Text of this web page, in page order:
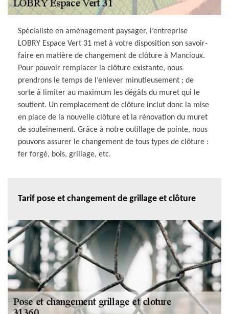
Spécialiste en aménagement paysager, l’entreprise
LOBRY Espace Vert 31 met à votre disposition son savoir-
faire en matière de changement de clôture à Mancioux.
Pour pouvoir remplacer la clôture existante, nous
prendrons le temps de l’enlever minutieusement ; de
sorte à limiter au maximum les dégâts du muret qui le
soutient. Un remplacement de clôture inclut donc la mise
en place de la nouvelle clôture et la rénovation du muret
de souteinement. Grâce à notre outillage de pointe, nous
pouvons assurer le changement de tous types de clôture :
fer forgé, bois, grillage, etc.
Tarif pose et changement de grillage et clôture